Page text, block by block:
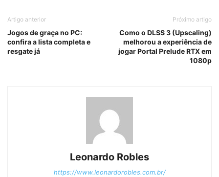
Artigo anterior
Jogos de graça no PC:
confira a lista completa e
resgate já
Próximo artigo
Como o DLSS 3 (Upscaling)
melhorou a experiência de
jogar Portal Prelude RTX em
1080p
Leonardo Robles
https://www.leonardorobles.com.br/